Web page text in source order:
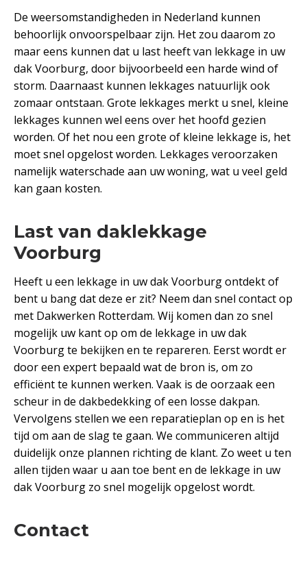
De weersomstandigheden in Nederland kunnen
behoorlijk onvoorspelbaar zijn. Het zou daarom zo
maar eens kunnen dat u last heeft van lekkage in uw
dak Voorburg, door bijvoorbeeld een harde wind of
storm. Daarnaast kunnen lekkages natuurlijk ook
zomaar ontstaan. Grote lekkages merkt u snel, kleine
lekkages kunnen wel eens over het hoofd gezien
worden. Of het nou een grote of kleine lekkage is, het
moet snel opgelost worden. Lekkages veroorzaken
namelijk waterschade aan uw woning, wat u veel geld
kan gaan kosten.
Last van daklekkage
Voorburg
Heeft u een lekkage in uw dak Voorburg ontdekt of
bent u bang dat deze er zit? Neem dan snel contact op
met Dakwerken Rotterdam. Wij komen dan zo snel
mogelijk uw kant op om de lekkage in uw dak
Voorburg te bekijken en te repareren. Eerst wordt er
door een expert bepaald wat de bron is, om zo
efficiënt te kunnen werken. Vaak is de oorzaak een
scheur in de dakbedekking of een losse dakpan.
Vervolgens stellen we een reparatieplan op en is het
tijd om aan de slag te gaan. We communiceren altijd
duidelijk onze plannen richting de klant. Zo weet u ten
allen tijden waar u aan toe bent en de lekkage in uw
dak Voorburg zo snel mogelijk opgelost wordt.
Contact